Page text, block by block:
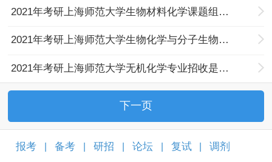
2021年考研上海师范大学生物材料化学课题组招收是调剂研究生的通知
2021年考研上海师范大学生物化学与分子生物学专业招收是调剂研究生的通知
2021年考研上海师范大学无机化学专业招收是调剂研究生的通知
下一页
报考 备考 研招 论坛 复试 调剂